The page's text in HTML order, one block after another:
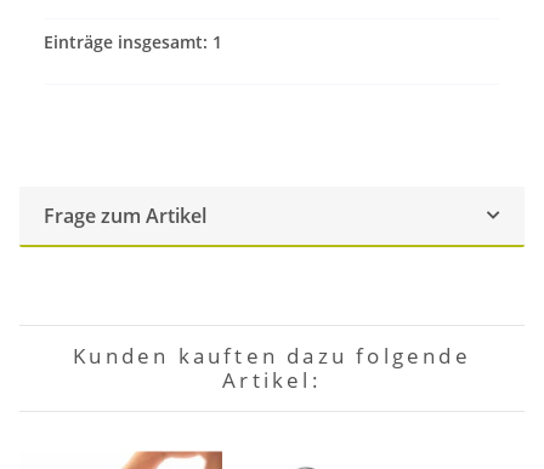
Einträge insgesamt: 1
Frage zum Artikel
Kunden kauften dazu folgende
Artikel: